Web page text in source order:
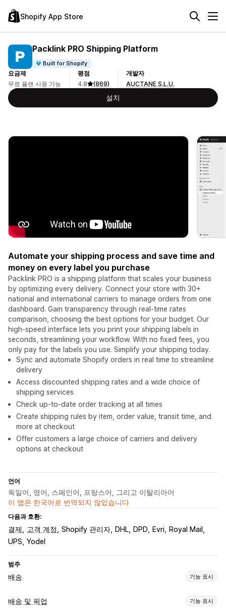
Shopify App Store
Packlink PRO Shipping Platform
Built for Shopify
요금제
무료 플랜 사용 가능
평점
4.8
(869)
개발자
AUCTANE S.L.U.
설치
Automate your shipping process and save time and
money on every label you purchase
Packlink PRO is a shipping platform that scales your business
by optimizing every delivery. Connect your store with 30+
national and international carriers to manage orders from one
dashboard. Gain transparency through real-time rates
comparison, choosing the best options for your budget. Our
high-speed interface lets you print your shipping labels in
seconds, streamlining your workflow. With no fixed fees, you
only pay for the labels you use. Simplify your shipping today.
Sync and automate Shopify orders in real time to streamline
delivery
Access discounted shipping rates and a wide choice of
shipping services
Check up-to-date order tracking at all times
Create shipping rules by item, order value, transit time, and
more at checkout
Offer customers a large choice of carriers and delivery
options at checkout
언어
독일어, 영어, 스페인어, 프랑스어, 그리고 이탈리아어
이 앱은 한국어로 번역되지 않았습니다
다음과 호환:
결제 고객 계정 Shopify 관리자 DHL DPD Evri
Royal Mail
UPS Yodel
범주
배송 기능 표시
레이블 및 패키지
배송 및 픽업 기능 표시